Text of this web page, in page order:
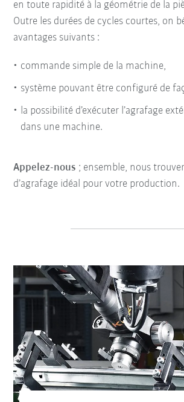
en toute rapidité à la géométrie de la
Outre les durées de cycles courtes, on
avantages suivants :
commande simple de la machine,
système pouvant être configuré de
la possibilité d’exécuter l’agrafage
dans une machine.
Appelez-nous ; ensemble, nous
d’agrafage idéal pour votre production.